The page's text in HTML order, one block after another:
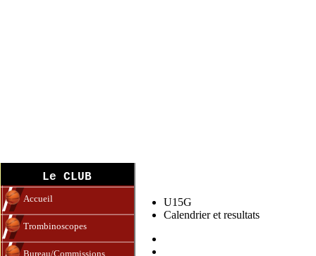
Le CLUB
Accueil
Trombinoscopes
Bureau/Commissions
U15G
Calendrier et resultats